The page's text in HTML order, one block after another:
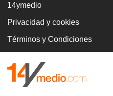
14ymedio
Privacidad y cookies
Términos y Condiciones